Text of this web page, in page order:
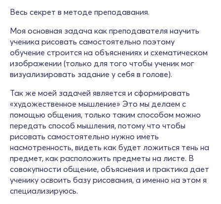
Весь секрет в методе преподавания.
Моя основная задача как преподавателя научить
ученика рисовать самостоятельно поэтому
обучение строится на объяснениях и схематическом
изображении (только для того чтобы ученик мог
визуализировать задание у себя в голове).
Так же моей задачей является и сформировать
«художественное мышление» Это мы делаем с
помощью общения, только таким способом можно
передать способ мышления, потому что чтобы
рисовать самостоятельно нужно иметь
насмотренность, видеть как будет ложиться тень на
предмет, как расположить предметы на листе. В
совокупности общение, объяснения и практика дает
ученику освоить базу рисования, а именно на этом я
специализируюсь.